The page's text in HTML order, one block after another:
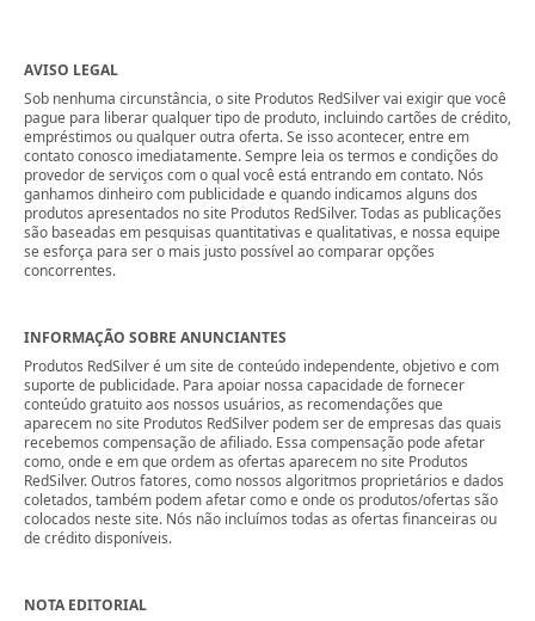
AVISO LEGAL
Sob nenhuma circunstância, o site Produtos RedSilver vai exigir que você
pague para liberar qualquer tipo de produto, incluindo cartões de crédito,
empréstimos ou qualquer outra oferta. Se isso acontecer, entre em
contato conosco imediatamente. Sempre leia os termos e condições do
provedor de serviços com o qual você está entrando em contato. Nós
ganhamos dinheiro com publicidade e quando indicamos alguns dos
produtos apresentados no site Produtos RedSilver. Todas as publicações
são baseadas em pesquisas quantitativas e qualitativas, e nossa equipe
se esforça para ser o mais justo possível ao comparar opções
concorrentes.
INFORMAÇÃO SOBRE ANUNCIANTES
Produtos RedSilver é um site de conteúdo independente, objetivo e com
suporte de publicidade. Para apoiar nossa capacidade de fornecer
conteúdo gratuito aos nossos usuários, as recomendações que
aparecem no site Produtos RedSilver podem ser de empresas das quais
recebemos compensação de afiliado. Essa compensação pode afetar
como, onde e em que ordem as ofertas aparecem no site Produtos
RedSilver. Outros fatores, como nossos algoritmos proprietários e dados
coletados, também podem afetar como e onde os produtos/ofertas são
colocados neste site. Nós não incluímos todas as ofertas financeiras ou
de crédito disponíveis.
NOTA EDITORIAL